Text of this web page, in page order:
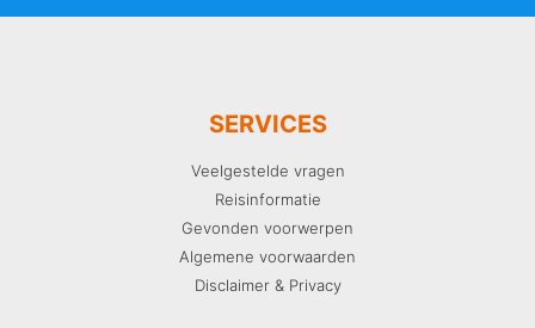
SERVICES
Veelgestelde vragen
Reisinformatie
Gevonden voorwerpen
Algemene voorwaarden
Disclaimer & Privacy